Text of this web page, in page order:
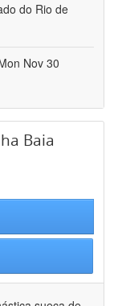
do Rio de
Nov 30
Baia